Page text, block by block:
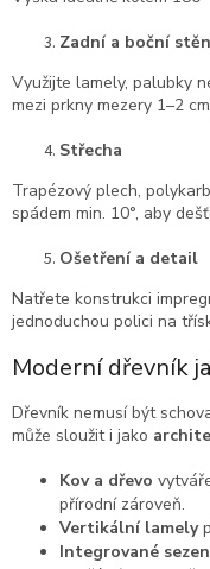
Zadní a boční
Využijte lamely, palubky
mezi prkny mezery 1–2
Střecha
Trapézový plech,
spádem min. 10°, aby
Ošetření a detail
Natřete konstrukci
jednoduchou polici na
Moderní dřevník
Dřevník nemusí být
může sloužit i jako
Kov a dřevo
přírodní zároveň.
Vertikální lamely
Integrované